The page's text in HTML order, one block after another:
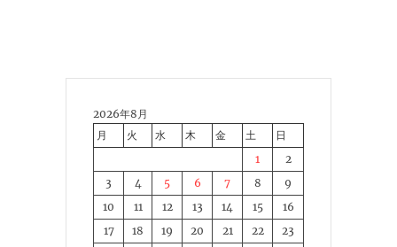
2026年8月
月
火 水 木 金 土
日
1
2
3
4 5 6 7 8
9
10
11 12 13 14 15
16
17
18 19 20 21 22
23